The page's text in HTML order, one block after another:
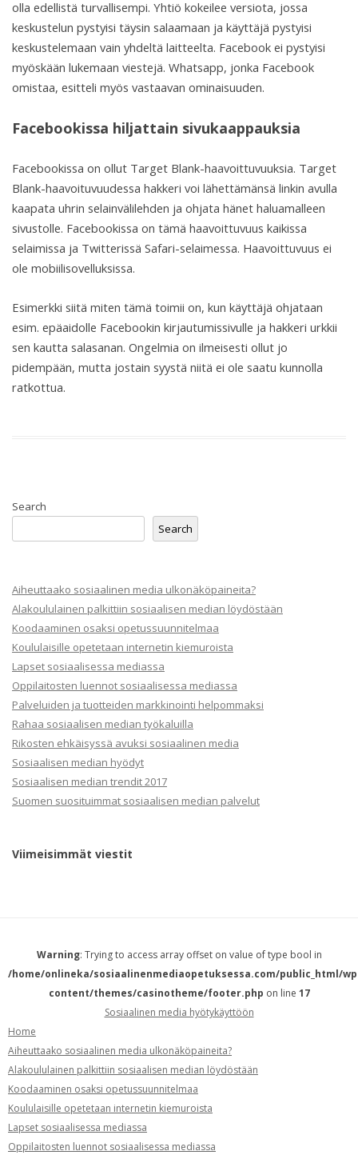
olla edellistä turvallisempi. Yhtiö kokeilee versiota, jossa
keskustelun pystyisi täysin salaamaan ja käyttäjä pystyisi
keskustelemaan vain yhdeltä laitteelta. Facebook ei pystyisi
myöskään lukemaan viestejä. Whatsapp, jonka Facebook
omistaa, esitteli myös vastaavan ominaisuuden.
Facebookissa hiljattain sivukaappauksia
Facebookissa on ollut Target Blank-haavoittuvuuksia. Target
Blank-haavoituvuudessa hakkeri voi lähettämänsä linkin avulla
kaapata uhrin selainvälilehden ja ohjata hänet haluamalleen
sivustolle. Facebookissa on tämä haavoittuvuus kaikissa
selaimissa ja Twitterissä Safari-selaimessa. Haavoittuvuus ei
ole mobiilisovelluksissa.
Esimerkki siitä miten tämä toimii on, kun käyttäjä ohjataan
esim. epäaidolle Facebookin kirjautumissivulle ja hakkeri urkkii
sen kautta salasanan. Ongelmia on ilmeisesti ollut jo
pidempään, mutta jostain syystä niitä ei ole saatu kunnolla
ratkottua.
Search
Search
Aiheuttaako sosiaalinen media ulkonäköpaineita?
Alakoululainen palkittiin sosiaalisen median löydöstään
Koodaaminen osaksi opetussuunnitelmaa
Koululaisille opetetaan internetin kiemuroista
Lapset sosiaalisessa mediassa
Oppilaitosten luennot sosiaalisessa mediassa
Palveluiden ja tuotteiden markkinointi helpommaksi
Rahaa sosiaalisen median työkaluilla
Rikosten ehkäisyssä avuksi sosiaalinen media
Sosiaalisen median hyödyt
Sosiaalisen median trendit 2017
Suomen suosituimmat sosiaalisen median palvelut
Viimeisimmät viestit
Warning: Trying to access array offset on value of type bool in
/home/onlineka/sosiaalinenmediaopetuksessa.com/public_html/
content/themes/casinotheme/footer.php on line 17
Sosiaalinen media hyötykäyttöön
Home
Aiheuttaako sosiaalinen media ulkonäköpaineita?
Alakoululainen palkittiin sosiaalisen median löydöstään
Koodaaminen osaksi opetussuunnitelmaa
Koululaisille opetetaan internetin kiemuroista
Lapset sosiaalisessa mediassa
Oppilaitosten luennot sosiaalisessa mediassa